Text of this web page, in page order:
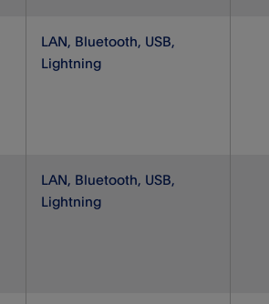
LAN, Bluetooth, USB,
Lightning
LAN, Bluetooth, USB,
Lightning